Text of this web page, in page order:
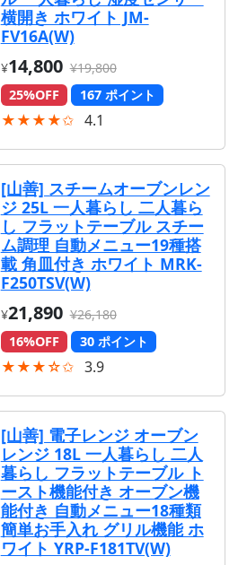
横開き ホワイト JM-
FV16A(W)
¥14,800 ¥19,800
25%OFF
167 ポイント
★★★★✩ 4.1
[山善] スチームオーブンレン
ジ 25L 一人暮らし 二人暮ら
し フラットテーブル スチー
ム調理 自動メニュー19種搭
載 角皿付き ホワイト MRK-
F250TSV(W)
¥21,890 ¥26,180
16%OFF
30 ポイント
★★★☆✩ 3.9
[山善] 電子レンジ オーブン
レンジ 18L 一人暮らし 二人
暮らし フラットテーブル ト
ースト機能付き オーブン機
能付き 自動メニュー18種類
簡単お手入れ グリル機能 ホ
ワイト YRP-F181TV(W)